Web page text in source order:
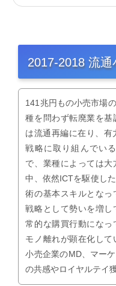
2017-2018 流
141兆円もの小売市場
種を問わず転廃業を
は流通再編に在り、有
戦略に取り組んでい
で、業種によっては
中、依然ICTを駆使し
術の基本スキルとな
戦略として勢いを増し
常的な購買行動になっ
モノ離れが顕在化し
小売企業のMD、マー
の共感やロイヤルテイ